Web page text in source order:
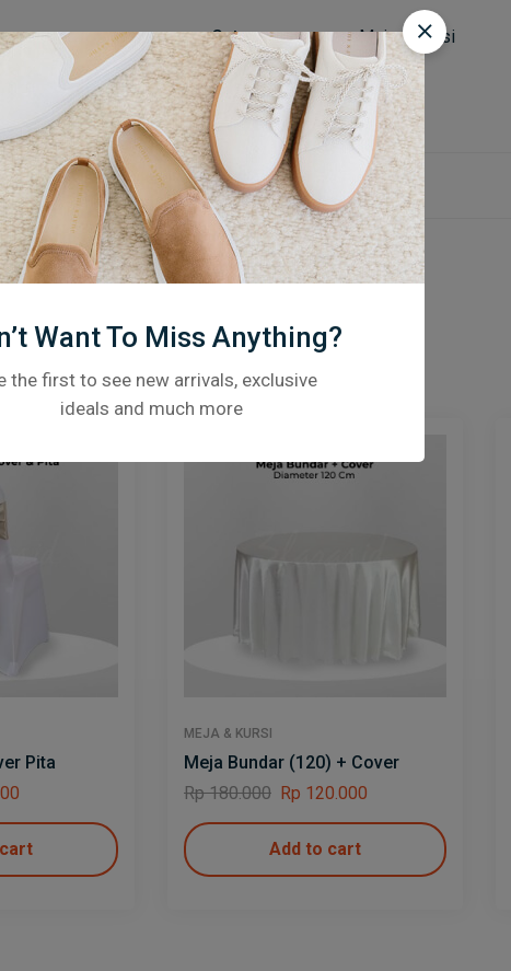
Category: Meja & Kursi
Description
Additional Information
Related products
Pita
MEJA & KURSI
Meja Bundar (120) + Cover
Rp180.000 Rp 120.000
Add to cart
Want To Miss Anything?
the first to see new arrivals, exclusive
ideals and much more